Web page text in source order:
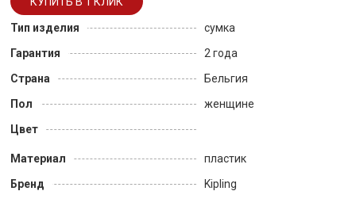
Тип изделия
сумка
Гарантия
2 года
Страна
Бельгия
Пол
женщине
Цвет
Материал
пластик
Бренд
Kipling